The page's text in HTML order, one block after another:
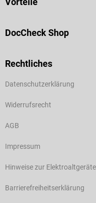
DocCheck Shop
Rechtliches
Datenschutzerklärung
Widerrufsrecht
AGB
Impressum
Hinweise zur
Barrierefreiheitserklärung